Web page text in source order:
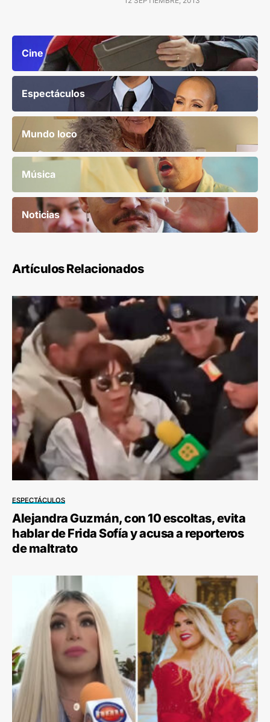
Cine
Espectáculos
Mundo loco
Música
Noticias
Artículos Relacionados
ESPECTÁCULOS
Alejandra Guzmán, con 10 escoltas, evita
hablar de Frida Sofía y acusa a reporteros
de maltrato